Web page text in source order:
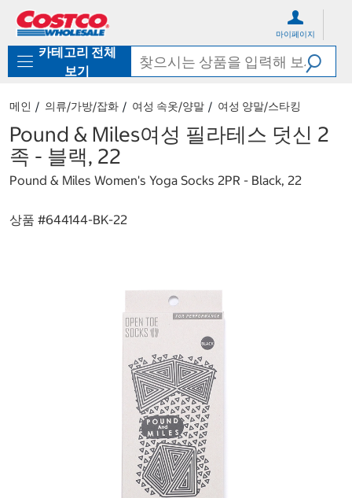
로
기
가
마이페이지
카테고리 전체
보기
메인 의류/가방/잡화 여성 속옷/양말 여성 양말/스타킹
Pound & Miles여성 필라테스 덧신 2
족 - 블랙, 22
Pound & Miles Women's Yoga Socks 2PR - Black, 22
상품 #644144-BK-22